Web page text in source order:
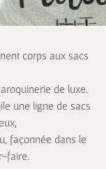
corps aux sacs
de luxe.
une ligne de sacs
façonnée dans le
faire.